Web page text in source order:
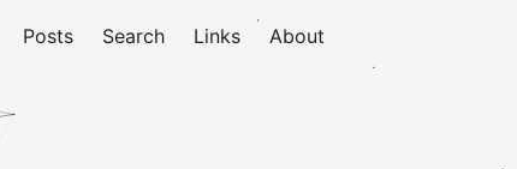
Posts Search Links About